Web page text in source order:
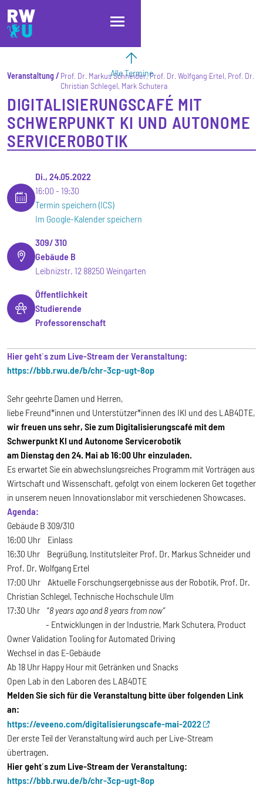
Direkt zum Inhalt
Direkt zur Hauptnavigation
Direkt zum Fußbereich
Alle Termine
Veranstaltung
Prof. Dr. Markus Schneider, Prof. Dr. Wolfgang Ertel, Prof. Dr.
Christian Schlegel, Mark Schutera
DIGITALISIERUNGSCAFÉ MIT
SCHWERPUNKT KI UND AUTONOME
SERVICEROBOTIK
Di., 24.05.2022
16:00
19:30
Termin speichern (ICS)
Im Google-Kalender speichern
309/ 310
Gebäude B
Leibnizstr. 12 88250 Weingarten
Öffentlichkeit
Studierende
Professorenschaft
Hier geht´s zum Live-Stream der Veranstaltung:
https://bbb.rwu.de/b/chr-3cp-ugt-8op
Sehr geehrte Damen und Herren,
liebe Freund*innen und Unterstützer*innen des IKI und des LAB4DTE,
wir freuen uns sehr, Sie zum Digitalisierungscafé mit dem
Schwerpunkt KI und Autonome Servicerobotik
am Dienstag den 24. Mai ab 16:00 Uhr einzuladen.
Es erwartet Sie ein abwechslungsreiches Programm mit Vorträgen aus
Wirtschaft und Wissenschaft, gefolgt von einem lockeren Get together
in unserem neuen Innovationslabor mit verschiedenen Showcases.
Agenda:
Gebäude B 309/310
16:00 Uhr Einlass
16:30 Uhr Begrüßung, Institutsleiter Prof. Dr. Markus Schneider und
Prof. Dr. Wolfgang Ertel
17:00 Uhr Aktuelle Forschungsergebnisse aus der Robotik, Prof. Dr.
Christian Schlegel, Technische Hochschule Ulm
17:30 Uhr “8 years ago and 8 years from now”
- Entwicklungen in der Industrie, Mark Schutera, Product
Owner Validation Tooling for Automated Driving
Wechsel in das E-Gebäude
Ab 18 Uhr Happy Hour mit Getränken und Snacks
Open Lab in den Laboren des LAB4DTE
Melden Sie sich für die Veranstaltung bitte über folgenden Link
an:
https://eveeno.com/digitalisierungscafe-mai-2022
Der erste Teil der Veranstaltung wird auch per Live-Stream
übertragen.
Hier geht´s zum Live-Stream der Veranstaltung:
https://bbb.rwu.de/b/chr-3cp-ugt-8op